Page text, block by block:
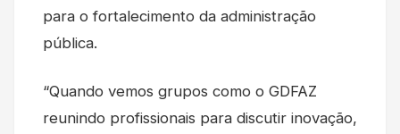
para o fortalecimento da administração
pública.
“Quando vemos grupos como o GDFAZ
reunindo profissionais para discutir inovação,